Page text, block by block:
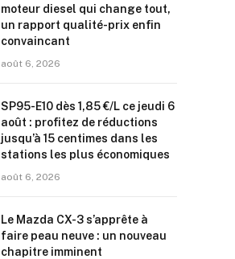
moteur diesel qui change tout,
un rapport qualité-prix enfin
convaincant
août 6, 2026
SP95-E10 dès 1,85 €/L ce jeudi 6
août : profitez de réductions
jusqu’à 15 centimes dans les
stations les plus économiques
août 6, 2026
Le Mazda CX-3 s’apprête à
faire peau neuve : un nouveau
chapitre imminent